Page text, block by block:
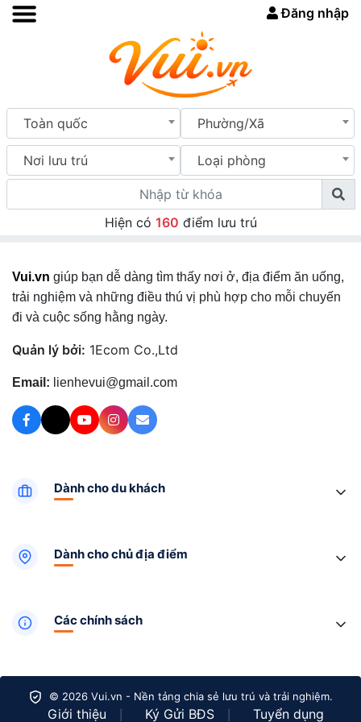
Đăng nhập
Toàn quốc Phường/Xã
Nơi lưu trú Loại phòng
Hiện có 160 điểm lưu trú
Vui.vn giúp bạn dễ dàng tìm thấy nơi ở, địa điểm ăn uống,
trải nghiệm và những điều thú vị phù hợp cho mỗi chuyến
đi và cuộc sống hằng ngày.
Quản lý bởi: 1Ecom Co.,Ltd
Email: lienhevui@gmail.com
Dành cho du khách
Dành cho chủ địa điểm
Các chính sách
© 2026 Vui.vn - Nền tảng chia sẻ lưu trú và trải nghiệm.
Giới thiệu Ký Gửi BĐS Tuyển dụng